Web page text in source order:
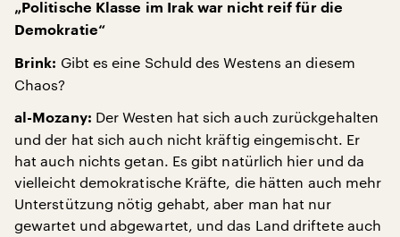
„Politische Klasse im Irak war nicht reif für die
Demokratie“
Brink: Gibt es eine Schuld des Westens an diesem
Chaos?
al-Mozany: Der Westen hat sich auch zurückgehalten
und der hat sich auch nicht kräftig eingemischt. Er
hat auch nichts getan. Es gibt natürlich hier und da
vielleicht demokratische Kräfte, die hätten auch mehr
Unterstützung nötig gehabt, aber man hat nur
gewartet und abgewartet, und das Land driftete auch